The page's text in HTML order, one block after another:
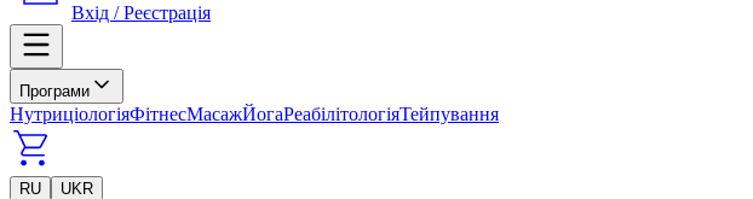
Вхід / Реєстрація
Програми
НутриціологіяФітнесМасажЙогаРеабілітологіяТейпування
RU UKR